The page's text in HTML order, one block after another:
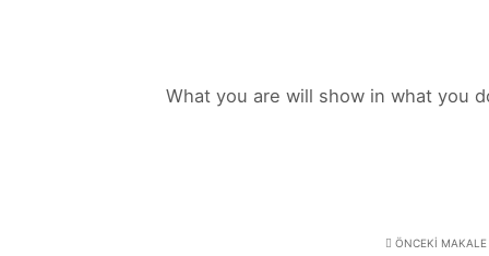
What you are will show in what you
ÖNCEKI MAKALE